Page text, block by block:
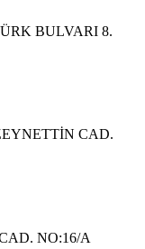
BULVARI 8.
CAD.
NO:16/A